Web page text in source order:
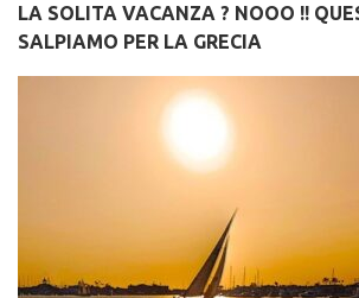
LA SOLITA VACANZA ? NOOO !!
SALPIAMO PER LA GRECIA